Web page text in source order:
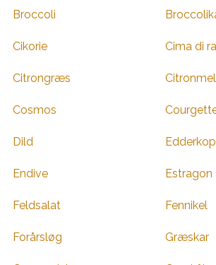
Broccoli
Cikorie Cima di
Citrongræs
Cosmos
Dild
Endive Estragon
Feldsalat Fennikel
Forårsløg Græskar